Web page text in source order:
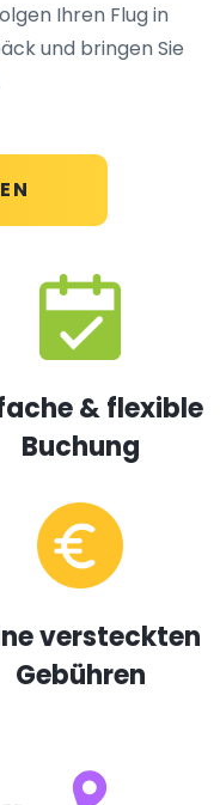
Ihren Flug in
und bringen Sie
& flexible
Buchung
versteckten
Gebühren